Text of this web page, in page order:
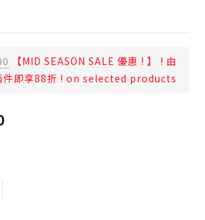
【MID SEASON SALE 優惠 ! 】 ! 由
件即享88折 ! on selected products